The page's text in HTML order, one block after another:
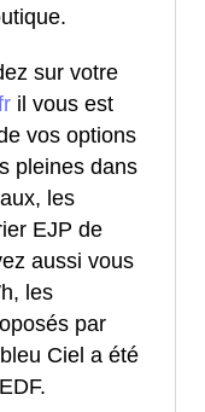
sur votre
il vous est
vos options
pleines dans
les
EJP de
aussi vous
les
par
Ciel a été